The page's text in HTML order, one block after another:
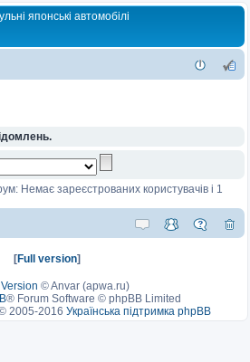
японські автомобілі
Немає зареєстрованих користувачів і 1
[Full version]
©Anvar (apwa.ru)
® Forum Software © phpBB Limited
2005-2016 Українська підтримка phpBB